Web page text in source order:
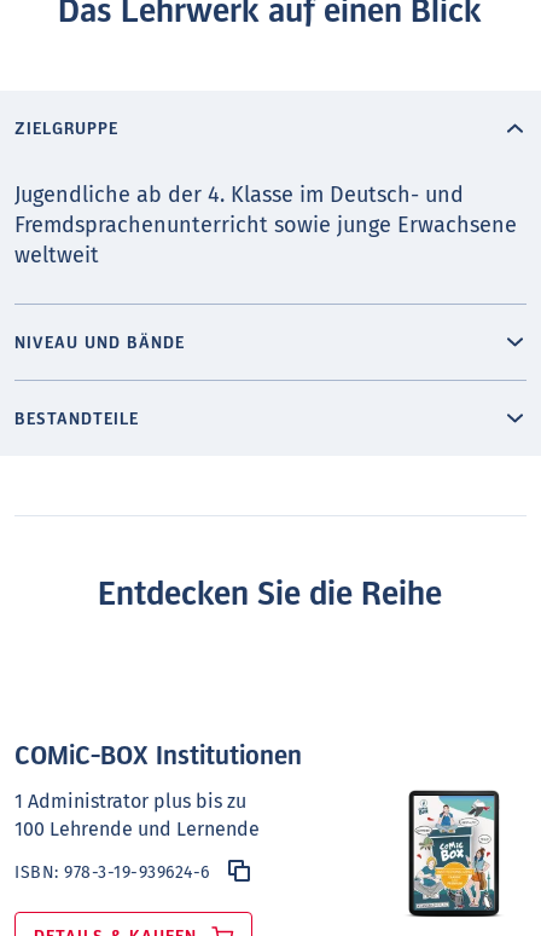
Das Lehrwerk auf einen Blick
ZIELGRUPPE
Jugendliche ab der 4. Klasse im Deutsch- und
Fremd­sprachen­unterricht sowie junge Erwachsene
weltweit
NIVEAU UND BÄNDE
BESTANDTEILE
Entdecken Sie die Reihe
COMiC-BOX Institutionen
1 Administrator plus bis zu
100 Lehrende und Lernende
ISBN:978-3-19-939624-6